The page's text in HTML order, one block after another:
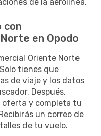
con
en Opodo
Oriente Norte
tienes que
de viaje y los datos
Después,
oferta y completa tu
un correo de
de tu vuelo.